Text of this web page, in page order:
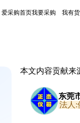
爱采购首页我要采购 我有
本文内容贡献来
东莞
法人: